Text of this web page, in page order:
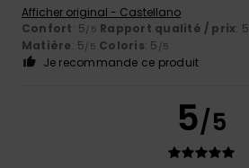
Afficher original - Castellano
Confort: 5/5 Rapport qualité / prix: 5
Matière: 5/5 Coloris: 5 /5
Je recommande ce produit
5/5